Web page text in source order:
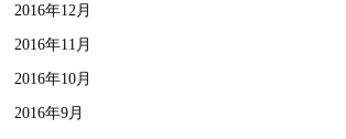
2016年12月
2016年11月
2016年10月
2016年9月